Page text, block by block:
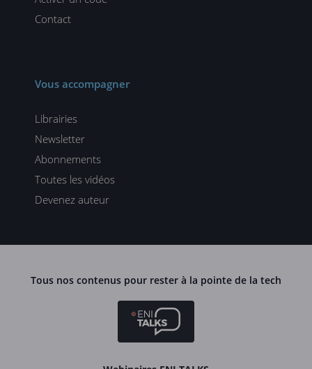
Contact
Vous accompagner
Librairies
Newsletter
Abonnements
Toutes les vidéos
Devenez auteur
Tous nos contenus pour rester à la pointe de la tech